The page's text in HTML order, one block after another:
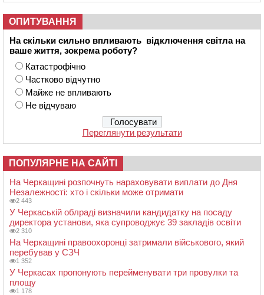
ОПИТУВАННЯ
На скільки сильно впливають відключення світла на
ваше життя, зокрема роботу?
Катастрофічно
Частково відчутно
Майже не впливають
Не відчуваю
Переглянути результати
ПОПУЛЯРНЕ НА САЙТІ
На Черкащині розпочнуть нараховувати виплати до Дня
Незалежності: хто і скільки може отримати
2 443
У Черкаській облраді визначили кандидатку на посаду
директора установи, яка супроводжує 39 закладів освіти
2 310
На Черкащині правоохоронці затримали військового, який
перебував у СЗЧ
1 352
У Черкасах пропонують перейменувати три провулки та
площу
1 178